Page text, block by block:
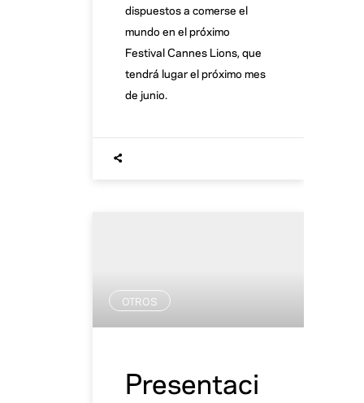
dispuestos a comerse el
mundo en el próximo
Festival Cannes Lions, que
tendrá lugar el próximo mes
de junio.
OTROS
Presentaci